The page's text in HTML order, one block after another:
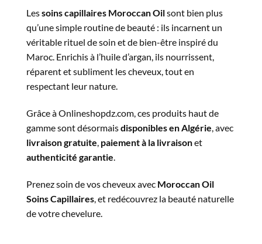
Lessoins capillaires Moroccan Oilsont bien plus
qu’une simple routine de beauté : ils incarnent un
véritable rituel de soin et de bien-être inspiré du
Maroc. Enrichis à l’huile d’argan, ils nourrissent,
réparent et subliment les cheveux, tout en
respectant leur nature.
Grâce à Onlineshopdz.com, ces produits haut de
gamme sont désormaisdisponibles enAlgérie, avec
livraisongratuite, paiementà la livraisonet
authenticité garantie.
Prenez soin de vos cheveux avec Moroccan Oil
SoinsCapillaires , et redécouvrez la beauté naturelle
de votre chevelure.